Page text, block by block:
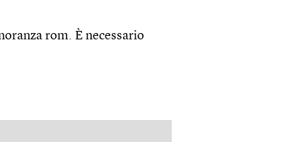
rom. È necessario